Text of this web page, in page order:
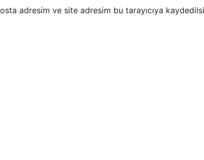
adresim ve site adresim bu tarayıcıya